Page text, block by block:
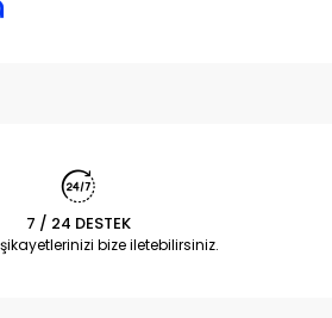
7 / 24 DESTEK
bize iletebilirsiniz.